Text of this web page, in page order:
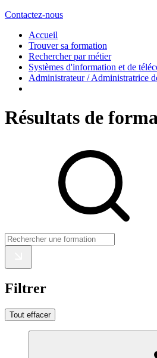
Contactez-nous
Accueil
Trouver sa formation
Rechercher par métier
Systèmes d'information et de
Administrateur / Administratrice
Résultats de
Filtrer
Tout effacer